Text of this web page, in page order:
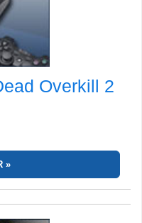
Overkill 2